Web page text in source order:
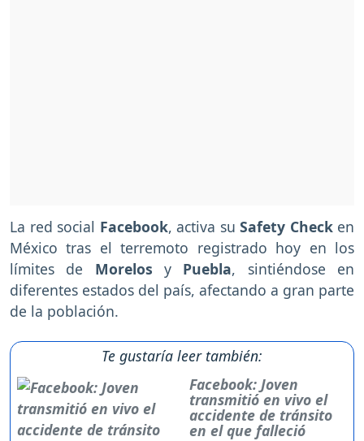
La red social Facebook, activa su Safety Checken
México tras el terremoto registrado hoy en los
límites de Morelos y Puebla, sintiéndose en
diferentes estados del país, afectando a gran parte
de la población.
Te gustaría leer también:
Facebook: Joven
transmitió en vivo el
accidente de tránsito
en el que falleció